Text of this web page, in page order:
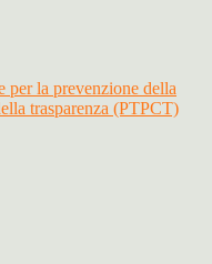
per la prevenzione della
trasparenza (PTPCT)